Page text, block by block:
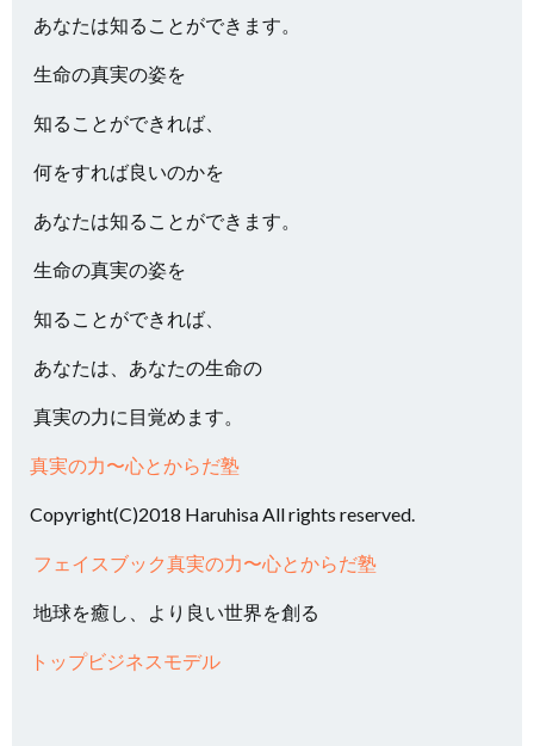
あなたは知ることができます。
生命の真実の姿を
知ることができれば、
何をすれば良いのかを
あなたは知ることができます。
生命の真実の姿を
知ることができれば、
あなたは、あなたの生命の
真実の力に目覚めます。
真実の力〜心とからだ塾
Copyright(C)2018 Haruhisa All rights reserved.
フェイスブック真実の力〜心とからだ塾
地球を癒し、より良い世界を創る
トップビジネスモデル